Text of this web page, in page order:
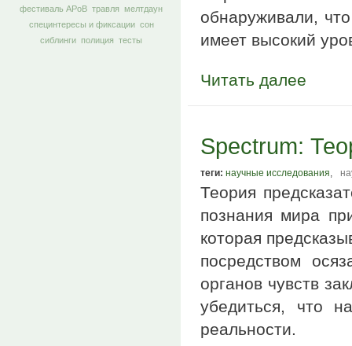
фестиваль АРоВ травля мелтдаун
специнтересы и фиксации сон
сиблинги полиция тесты
обнаруживали,
имеет высокий
Читать далее
Spectrum:
теги: научные исследования
Теория
познания мира
которая
посредством
органов чувств
убедиться, что
реальности.